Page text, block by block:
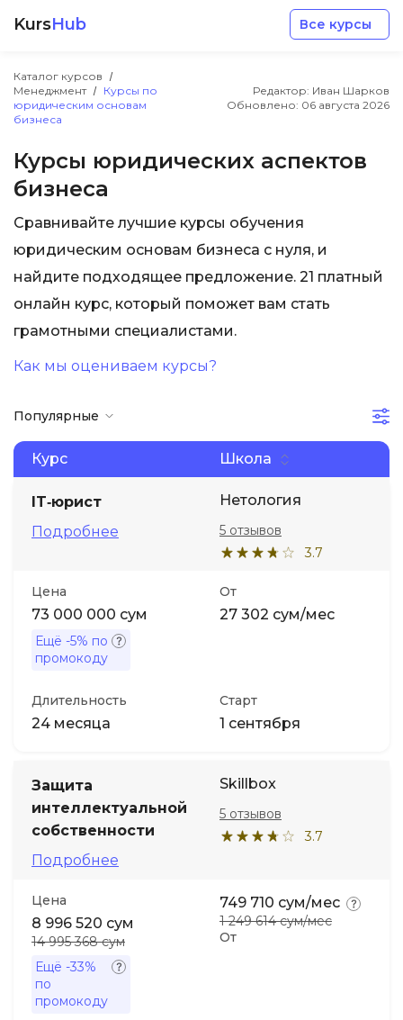
KursHub Все курсы
Каталог курсов
Менеджмент
Курсы по
юридическим основам
бизнеса
Редактор: Иван Шарков
Обновлено: 06 августа 2026
Курсы юридических аспектов
бизнеса
Сравнивайте лучшие курсы обучения
юридическим основам бизнеса с нуля, и
найдите подходящее предложение. 21 платный
онлайн курс, который поможет вам стать
грамотными специалистами.
Как мы оцениваем курсы?
Популярные
Курс Школа
IT‑юрист
Подробнее
Нетология
3.7
5 отзывов
Цена
73 000 000 сум
Ещё -5% по
промокоду
От
27 302 сум/мес
Длительность
24 месяца
Старт
1 сентября
Защита
интеллектуальной
собственности
Подробнее
Skillbox
3.7
5 отзывов
Цена
8 996 520 сум
14 995 368 сум
Ещё -33%
по
промокоду
От
749 710 сум/мес
1 249 614 сум/мес
Разработка
Маркетинг
Дизайн
Иностранные языки
Soft Skills
Детям
Акции и промокоды